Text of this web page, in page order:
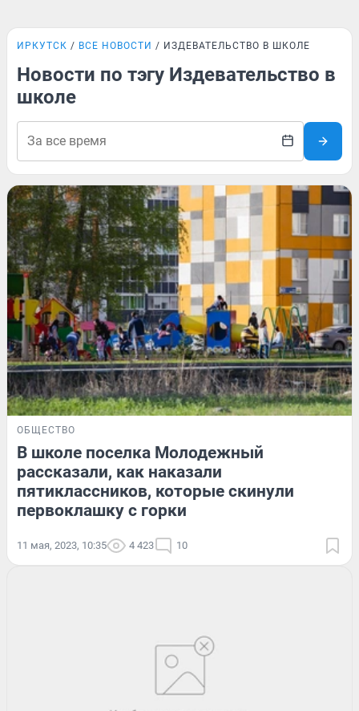
ИРКУТСК ВСЕ НОВОСТИ ИЗДЕВАТЕЛЬСТВО В ШКОЛЕ
Новости по тэгу Издевательство в
школе
ОБЩЕСТВО
В школе поселка Молодежный
рассказали, как наказали
пятиклассников, которые скинули
первоклашку с горки
11 мая, 2023, 10:35 4 423 10